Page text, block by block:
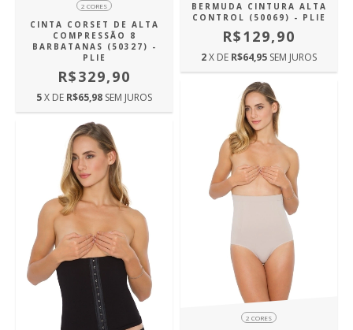
2 CORES
CINTA CORSET DE ALTA
COMPRESSÃO 8
BARBATANAS (50327) -
PLIE
R$329,90
5X DE R$65,98 SEM JUROS
BERMUDA CINTURA ALTA
CONTROL (50069) - PLIE
R$129,90
2X DE R$64,95 SEM JUROS
2 CORES